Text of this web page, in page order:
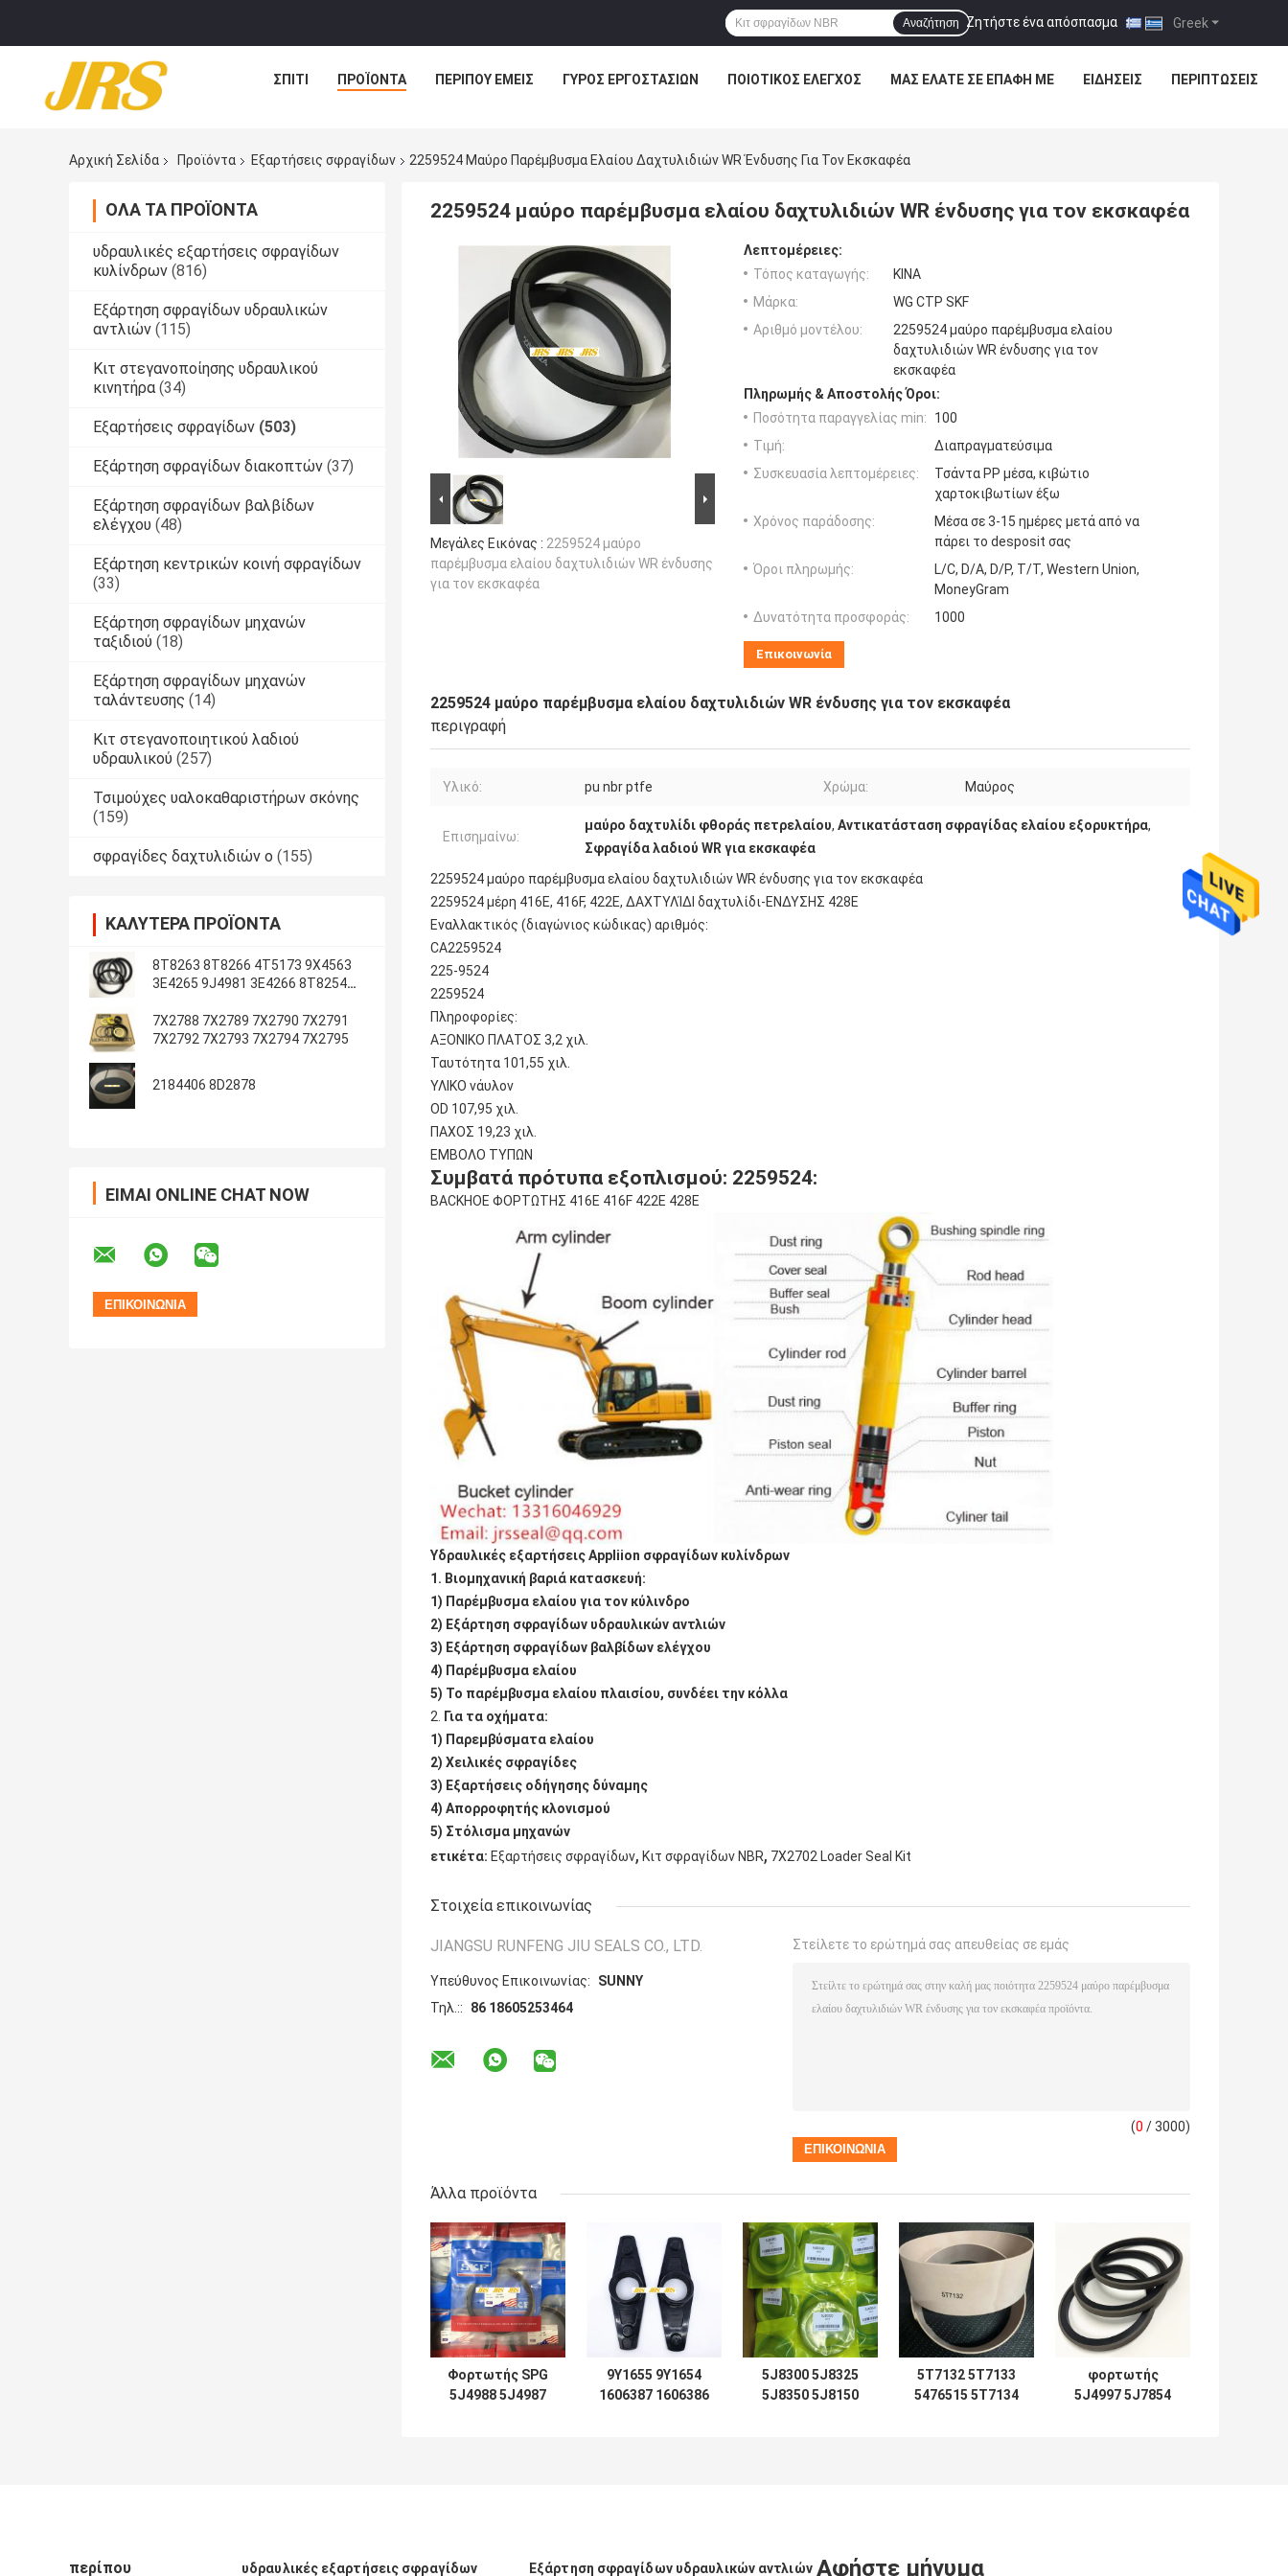
Greek
Ζητήστε ένα απόσπασμα |
Αναζήτηση
ΣΠΊΤΙ ΠΡΟΪΌΝΤΑ ΠΕΡΊΠΟΥ ΕΜΕΊΣ ΓΎΡΟΣ ΕΡΓΟΣΤΑΣΊΩΝ ΠΟΙΟΤΙΚΌΣ ΈΛΕΓΧΟΣ ΜΑΣ ΕΛΆΤΕ ΣΕ ΕΠΑΦΉ ΜΕ ΕΙΔΉΣΕΙΣ ΠΕΡΙΠΤΏΣΕΙΣ
Αρχική Σελίδα Προϊόντα Εξαρτήσεις σφραγίδων 2259524 Μαύρο Παρέμβυσμα Ελαίου Δαχτυλιδιών WR Ένδυσης Για Τον Εκσκαφέα
ΌΛΑ ΤΑ ΠΡΟΪΌΝΤΑ
υδραυλικές εξαρτήσεις σφραγίδων
κυλίνδρων (816)
Εξάρτηση σφραγίδων υδραυλικών
αντλιών (115)
Κιτ στεγανοποίησης υδραυλικού
κινητήρα (34)
Εξαρτήσεις σφραγίδων (503)
Εξάρτηση σφραγίδων διακοπτών (37)
Εξάρτηση σφραγίδων βαλβίδων
ελέγχου (48)
Εξάρτηση κεντρικών κοινή σφραγίδων
(33)
Εξάρτηση σφραγίδων μηχανών
ταξιδιού (18)
Εξάρτηση σφραγίδων μηχανών
ταλάντευσης (14)
Κιτ στεγανοποιητικού λαδιού
υδραυλικού (257)
Τσιμούχες υαλοκαθαριστήρων σκόνης
(159)
σφραγίδες δαχτυλιδιών ο (155)
ΚΑΛΎΤΕΡΑ ΠΡΟΪΌΝΤΑ
8T8263 8T8266 4T5173 9X4563
3E4265 9J4981 3E4266 8T8254
7X2788 7X2789 7X2790 7X2791
7X2792 7X2793 7X2794 7X2795
2184406 8D2878
ΕΊΜΑΙ ONLINE CHAT NOW
2259524 μαύρο παρέμβυσμα ελαίου δαχτυλιδιών WR ένδυσης για τον εκσκαφέα
Μεγάλες Εικόνας : 2259524 μαύρο
παρέμβυσμα ελαίου δαχτυλιδιών WR ένδυσης
για τον εκσκαφέα
Λεπτομέρειες:
Τόπος καταγωγής:
ΚΙΝΑ
Μάρκα:
WG CTP SKF
Αριθμό μοντέλου:
2259524 μαύρο παρέμβυσμα ελαίου
δαχτυλιδιών WR ένδυσης για τον
εκσκαφέα
Πληρωμής & Αποστολής Όροι:
Ποσότητα παραγγελίας min:
100
Τιμή:
Διαπραγματεύσιμα
Συσκευασία λεπτομέρειες:
Τσάντα PP μέσα, κιβώτιο
χαρτοκιβωτίων έξω
Χρόνος παράδοσης:
Μέσα σε 3-15 ημέρες μετά από να
πάρει το desposit σας
Όροι πληρωμής:
L/C, D/A, D/P, T/T, Western Union,
MoneyGram
Δυνατότητα προσφοράς:
1000
Επικοινωνία
2259524 μαύρο παρέμβυσμα ελαίου δαχτυλιδιών WR ένδυσης για τον εκσκαφέα
περιγραφή
Υλικό: pu nbr ptfe Χρώμα: Μαύρος
Επισημαίνω:
μαύρο δαχτυλίδι φθοράς πετρελαίου, Αντικατάσταση σφραγίδας ελαίου εξορυκτήρα,
Σφραγίδα λαδιού WR για εκσκαφέα
2259524 μαύρο παρέμβυσμα ελαίου δαχτυλιδιών WR ένδυσης για τον εκσκαφέα
2259524 μέρη 416E, 416F, 422E, ΔΑΧΤΥΛΊΔΙ δαχτυλίδι-ΕΝΔΥΣΗΣ 428E
Εναλλακτικός (διαγώνιος κώδικας) αριθμός:
CA2259524
225-9524
2259524
Πληροφορίες:
ΑΞΟΝΙΚΟ ΠΛΑΤΟΣ 3,2 χιλ.
Ταυτότητα 101,55 χιλ.
ΥΛΙΚΟ νάυλον
OD 107,95 χιλ.
ΠΑΧΟΣ 19,23 χιλ.
ΕΜΒΟΛΟ ΤΥΠΩΝ
Συμβατά πρότυπα εξοπλισμού: 2259524:
BACKHOE ΦΟΡΤΩΤΗΣ 416E 416F 422E 428E
Υδραυλικές εξαρτήσεις Appliion σφραγίδων κυλίνδρων
1. Βιομηχανική βαριά κατασκευή:
1) Παρέμβυσμα ελαίου για τον κύλινδρο
2) Εξάρτηση σφραγίδων υδραυλικών αντλιών
3) Εξάρτηση σφραγίδων βαλβίδων ελέγχου
4) Παρέμβυσμα ελαίου
5) Το παρέμβυσμα ελαίου πλαισίου, συνδέει την κόλλα
2. Για τα οχήματα:
1) Παρεμβύσματα ελαίου
2) Χειλικές σφραγίδες
3) Εξαρτήσεις οδήγησης δύναμης
4) Απορροφητής κλονισμού
5) Στόλισμα μηχανών
ετικέτα: Εξαρτήσεις σφραγίδων, Κιτ σφραγίδων NBR, 7X2702 Loader Seal Kit
Στοιχεία επικοινωνίας
JIANGSU RUNFENG JIU SEALS CO., LTD.
Υπεύθυνος Επικοινωνίας:
SUNNY
Τηλ.::
86 18605253464
Στείλετε το ερώτημά σας απευθείας σε εμάς
(0 / 3000)
Άλλα προϊόντα
Φορτωτής SPG
5J4988 5J4987
9Y1655 9Y1654
1606387 1606386
5J8300 5J8325
5J8350 5J8150
5T7132 5T7133
5476515 5T7134
5T7136 5T713
φορτωτής
5J4997 5J7854
περίπου υδραυλικές εξαρτήσεις σφραγίδων Εξάρτηση σφραγίδων υδραυλικών αντλιών Αφήστε μήνυμα